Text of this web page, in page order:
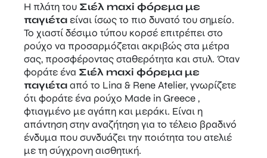
Η πλάτη του Σιέλ maxi φόρεμα με
παγιέταείναι ίσως το πιο δυνατό του σημείο.
Το χιαστί δέσιμο τύπου κορσέ επιτρέπει στο
ρούχο να προσαρμόζεται ακριβώς στα μέτρα
σας, προσφέροντας σταθερότητα και στυλ. Όταν
φοράτε ένα Σιέλ maxi φόρεμα με
παγιέτααπό το Lina & Rene Atelier, γνωρίζετε
ότι φοράτε ένα ρούχο Made in Greece ,
φτιαγμένο με αγάπη και μεράκι. Είναι η
απάντηση στην αναζήτηση για το τέλειο βραδινό
ένδυμα που συνδυάζει την ποιότητα του ατελιέ
με τη σύγχρονη αισθητική.